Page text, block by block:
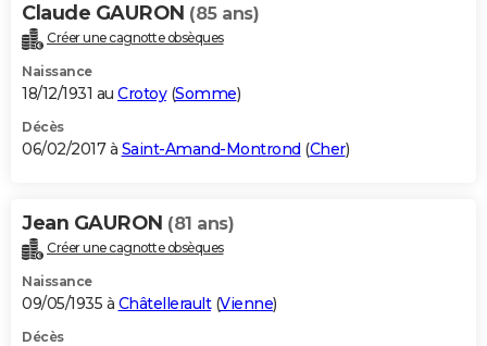
Claude GAURON (85 ans)
Créer une cagnotte obsèques
Naissance
18/12/1931 au Crotoy(Somme)
Décès
06/02/2017 à Saint-Amand-Montrond (Cher)
Jean GAURON (81 ans)
Créer une cagnotte obsèques
Naissance
09/05/1935 à Châtellerault(Vienne)
Décès